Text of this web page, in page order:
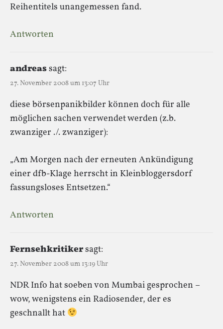
Reihentitels unangemessen fand.
Antworten
andreassagt:
27. November 2008 um 13:07 Uhr
diese börsenpanikbilder können doch für alle
möglichen sachen verwendet werden (z.b.
zwanziger ./. zwanziger):
„Am Morgen nach der erneuten Ankündigung
einer dfb-Klage herrscht in Kleinbloggersdorf
fassungsloses Entsetzen.“
Antworten
Fernsehkritikersagt:
27. November 2008 um 13:19 Uhr
NDR Info hat soeben von Mumbai gesprochen –
wow, wenigstens ein Radiosender, der es
geschnallt hat